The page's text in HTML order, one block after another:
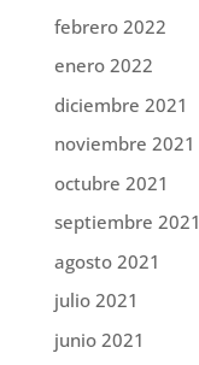
febrero 2022
enero 2022
diciembre 2021
noviembre 2021
octubre 2021
septiembre 2021
agosto 2021
julio 2021
junio 2021